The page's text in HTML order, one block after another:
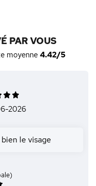
PAR VOUS
moyenne 4.42/5
2026
le visage